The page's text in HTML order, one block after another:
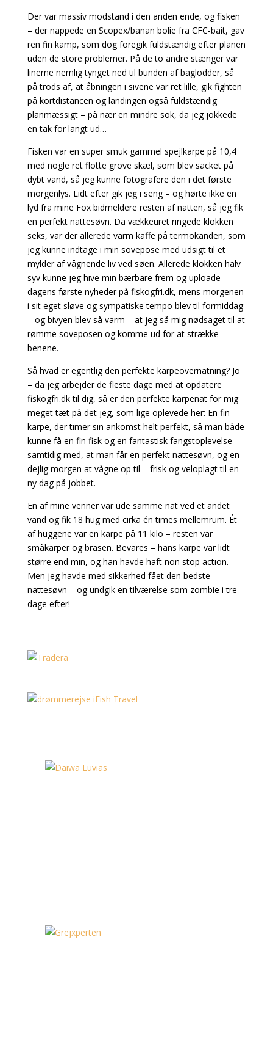
Der var massiv modstand i den anden ende, og fisken
– der nappede en Scopex/banan bolie fra CFC-bait, gav
ren fin kamp, som dog foregik fuldstændig efter planen
uden de store problemer. På de to andre stænger var
linerne nemlig tynget ned til bunden af baglodder, så
på trods af, at åbningen i sivene var ret lille, gik fighten
på kortdistancen og landingen også fuldstændig
planmæssigt – på nær en mindre sok, da jeg jokkede
en tak for langt ud…
Fisken var en super smuk gammel spejlkarpe på 10,4
med nogle ret flotte grove skæl, som blev sacket på
dybt vand, så jeg kunne fotografere den i det første
morgenlys. Lidt efter gik jeg i seng – og hørte ikke en
lyd fra mine Fox bidmeldere resten af natten, så jeg fik
en perfekt nattesøvn. Da vækkeuret ringede klokken
seks, var der allerede varm kaffe på termokanden, som
jeg kunne indtage i min sovepose med udsigt til et
mylder af vågnende liv ved søen. Allerede klokken halv
syv kunne jeg hive min bærbare frem og uploade
dagens første nyheder på fiskogfri.dk, mens morgenen
i sit eget sløve og sympatiske tempo blev til formiddag
– og bivyen blev så varm – at jeg så mig nødsaget til at
rømme soveposen og komme ud for at strække
benene.
Så hvad er egentlig den perfekte karpeovernatning? Jo
– da jeg arbejder de fleste dage med at opdatere
fiskogfri.dk til dig, så er den perfekte karpenat for mig
meget tæt på det jeg, som lige oplevede her: En fin
karpe, der timer sin ankomst helt perfekt, så man både
kunne få en fin fisk og en fantastisk fangstoplevelse –
samtidig med, at man får en perfekt nattesøvn, og en
dejlig morgen at vågne op til – frisk og veloplagt til en
ny dag på jobbet.
En af mine venner var ude samme nat ved et andet
vand og fik 18 hug med cirka én times mellemrum. Ét
af huggene var en karpe på 11 kilo – resten var
småkarper og brasen. Bevares – hans karpe var lidt
større end min, og han havde haft non stop action.
Men jeg havde med sikkerhed fået den bedste
nattesøvn – og undgik en tilværelse som zombie i tre
dage efter!